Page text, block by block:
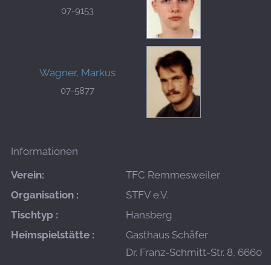
07-9153
Wagner, Markus
07-5877
Informationen
Verein:
TFC Remmesweiler
Organisation :
STFV e.V.
Tischtyp :
Hansberg
Heimspielstätte :
Gasthaus Schäfer
Dr. Franz-Schmitt-Str. 8,